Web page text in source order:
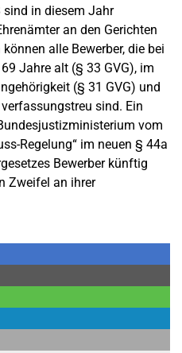
in diesem Jahr
an den Gerichten
alle Bewerber, die bei
Jahre alt (§ 33 GVG), im
(§ 31 GVG) und
sind. Ein
vom
Regelung“ im neuen § 44a
Bewerber künftig
Zweifel an ihrer